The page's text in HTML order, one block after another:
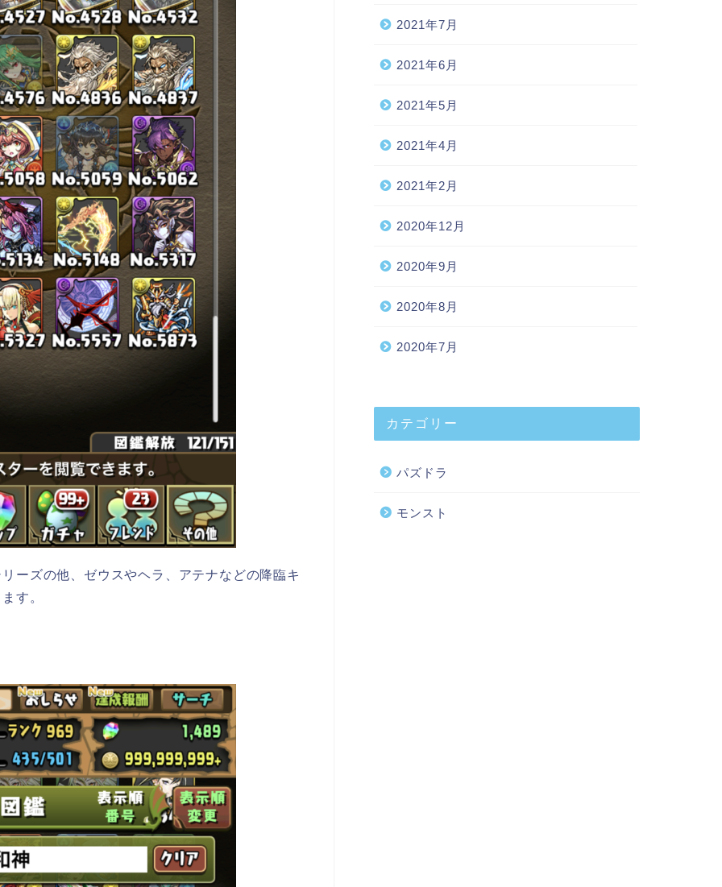
ーズの他、ゼウスやヘラ、アテナなどの降臨キ
す。
2021年7月
2021年6月
2021年5月
2021年4月
2021年2月
2020年12月
2020年9月
2020年8月
2020年7月
カテゴリー
パズドラ
モンスト